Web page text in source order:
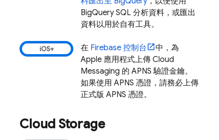
BigQuery SQL 分析資料，或匯出
資料以用於自有工具。
在 Firebase 控制台
中，為
Apple 應用程式上傳 Cloud
Messaging 的 APNS 驗證金鑰。
如果使用 APNS 憑證，請務必上傳
正式版 APNS 憑證。
Cloud Storage